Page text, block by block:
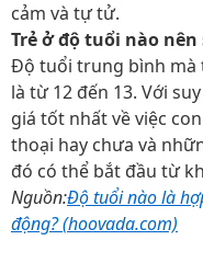
cảm và tự tử.
Trẻ ở độ tuổi nào
Độ tuổi trung bình mà
là từ 12 đến 13. Với
giá tốt nhất về việc
thoại hay chưa và
đó có thể bắt đầu từ
Nguồn:Độ tuổi nào là
động? (hoovada.com)